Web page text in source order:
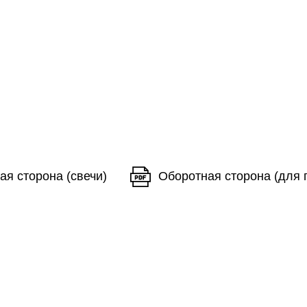
сторона (свечи) Оборотная сторона (для